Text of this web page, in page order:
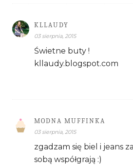
KLLAUDY
03 sierpnia, 2015
Świetne buty !
kllaudy.blogspot.com
MODNA MUFFINKA
03 sierpnia, 2015
zgadzam się biel i jeans
sobą współgrają :)